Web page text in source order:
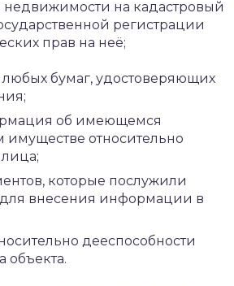
недвижимости на кадастровый
регистрации
прав на неё;
бумаг, удостоверяющих
об имеющемся
относительно
которые послужили
внесения информации в
дееспособности
объекта.